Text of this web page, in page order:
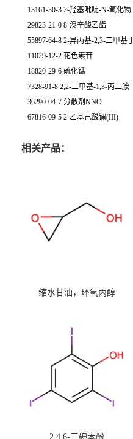
13161-30-3 2-羟基吡啶-N-氧化物
29823-21-0 8-溴辛酸乙酯
55897-64-8 2-异丙基-2,3-二甲基
11029-12-2 花色素苷
18820-29-6 硫化锰
7328-91-8 2,2-二甲基-1,3-丙二胺
36290-04-7 分散剂NNO
67816-09-5 2-乙基己酸镧(III)
相关产品：
缩水甘油，环氧丙醇
2,4,6-三碘苯酚